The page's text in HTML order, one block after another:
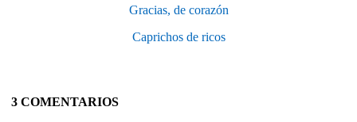
Gracias, de corazón
Caprichos de ricos
3 COMENTARIOS